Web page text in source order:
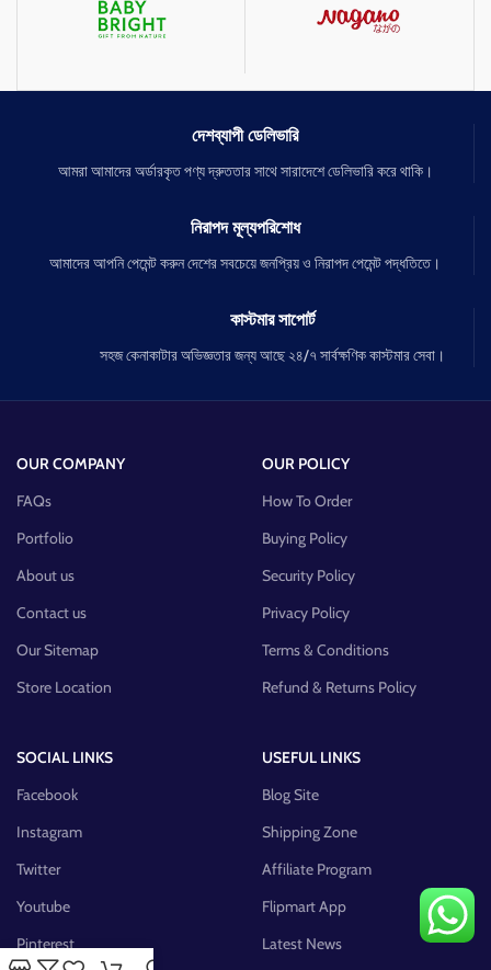
দেশব্যাপী ডেলিভারি
আমরা আমাদের অর্ডারকৃত পণ্য দ্রুততার সাথে সারাদেশে ডেলিভারি করে থাকি।
নিরাপদ মূল্যপরিশোধ
আমাদের আপনি পেমেন্ট করুন দেশের সবচেয়ে জনপ্রিয় ও নিরাপদ পেমেন্ট পদ্ধতিতে।
কাস্টমার সাপোর্ট
সহজ কেনাকাটার অভিজ্ঞতার জন্য আছে ২৪/৭ সার্বক্ষণিক কাস্টমার সেবা।
OUR COMPANY
FAQs
Portfolio
About us
Contact us
Our Sitemap
Store Location
OUR POLICY
How To Order
Buying Policy
Security Policy
Privacy Policy
Terms & Conditions
Refund & Returns Policy
SOCIAL LINKS
Facebook
Instagram
Twitter
Youtube
Pinterest
USEFUL LINKS
Blog Site
Shipping Zone
Affiliate Program
Flipmart App
Latest News